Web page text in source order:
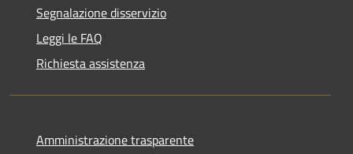
Segnalazione disservizio
Leggi le FAQ
Richiesta assistenza
Amministrazione trasparente